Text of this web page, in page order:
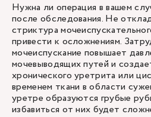
Нужна ли операция в вашем
после обследования. Не
стриктура
привести к осложнениям.
мочеиспускание повышает
мочевыводящих путей и
хронического уретрита или
временем ткани в области
уретре образуются грубые
избавиться от них будет